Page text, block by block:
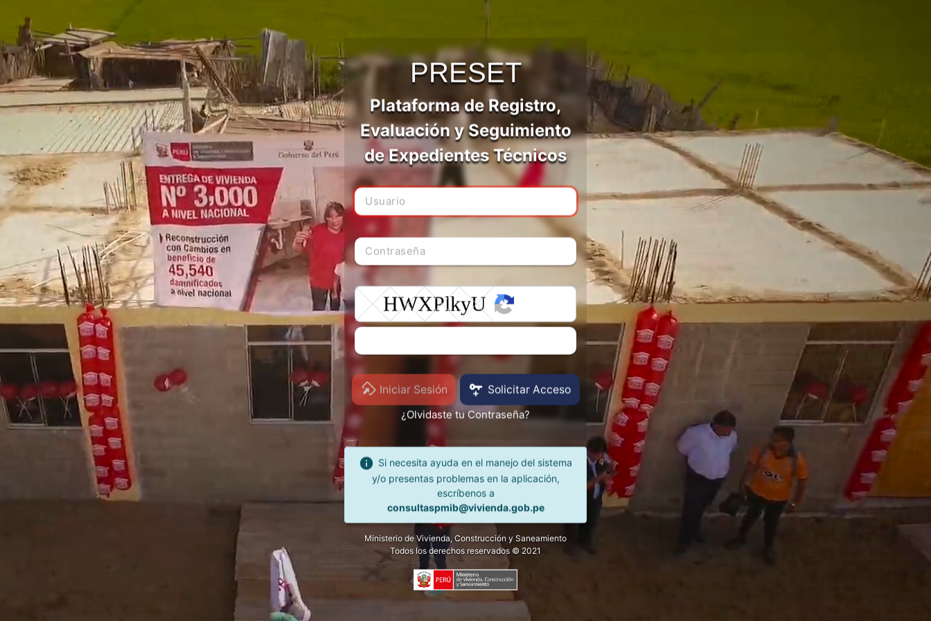
PRESET
Plataforma de Registro,
Evaluación y Seguimiento
de Expedientes Técnicos
Iniciar Sesión
Solicitar Acceso
¿Olvidaste tu Contraseña?
Si necesita ayuda en el manejo del sistema
y/o presentas problemas en la aplicación,
escríbenos a
consultaspmib
Ministerio de Vivienda, Construcción y Saneamiento
Todos los derechos reservados © 2021